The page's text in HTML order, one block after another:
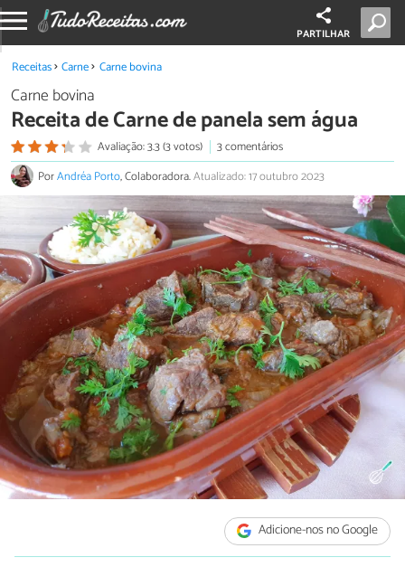
PARTILHAR
Receitas Carne Carne bovina
Carne bovina
Receita de Carne de panela sem água
Avaliação: 3.3 (3 votos)
3 comentários
PorAndréa Porto, Colaboradora.Atualizado: 17 outubro 2023
Adicione-nos no Google